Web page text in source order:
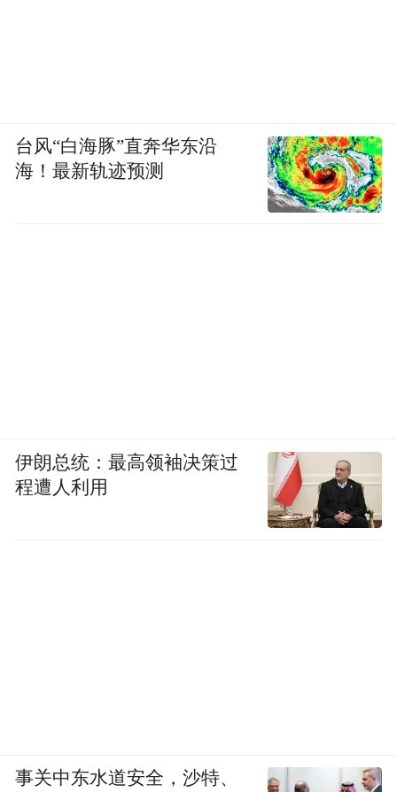
台风“白海豚”直奔华东沿
海！最新轨迹预测
伊朗总统：最高领袖决策过
程遭人利用
事关中东水道安全，沙特、